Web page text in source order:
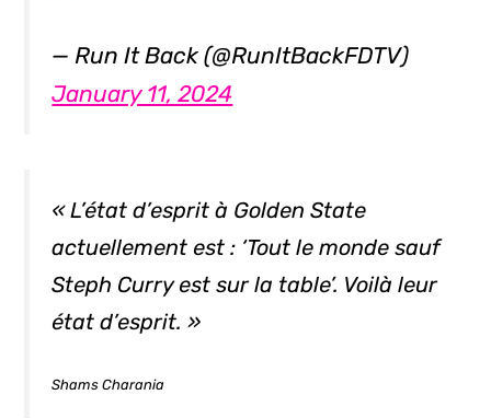
— Run It Back (@RunItBackFDTV)
January 11, 2024
« L’état d’esprit à Golden State
actuellement est : ‘Tout le monde sauf
Steph Curry est sur la table’. Voilà leur
état d’esprit. »
Shams Charania